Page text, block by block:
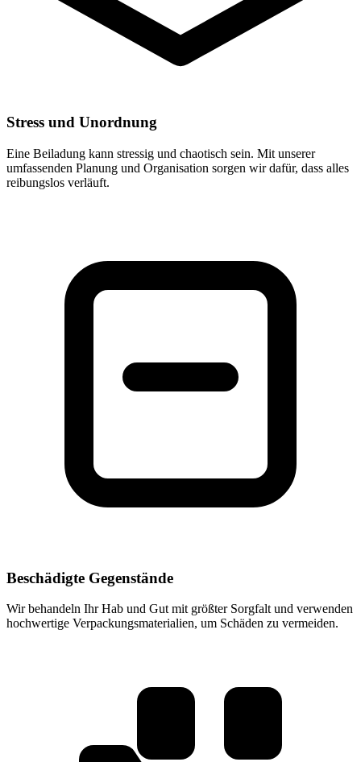
Stress und Unordnung
Eine Beiladung kann stressig und chaotisch sein. Mit unserer
umfassenden Planung und Organisation sorgen wir dafür, dass alles
reibungslos verläuft.
Beschädigte Gegenstände
Wir behandeln Ihr Hab und Gut mit größter Sorgfalt und verwenden
hochwertige Verpackungsmaterialien, um Schäden zu vermeiden.